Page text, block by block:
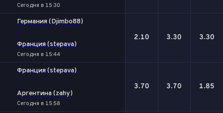
Сегодня в 15:30
Германия (Djimbo88)
-
Франция (stepava)
Сегодня в 15:44
2.10 3.30 3.30
Франция (stepava)
-
Аргентина (zahy)
Сегодня в 15:58
3.70 3.70 1.85